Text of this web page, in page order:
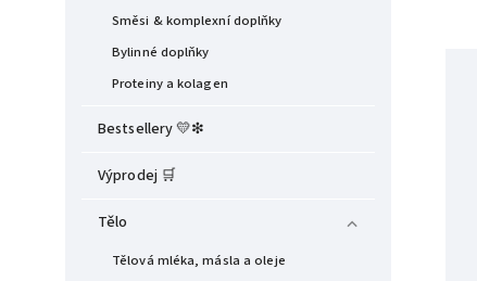
Směsi & komplexní doplňky
Bylinné doplňky
Proteiny a kolagen
Bestsellery 💛❇︎
Výprodej 🛒
Tělo
Tělová mléka, másla a oleje